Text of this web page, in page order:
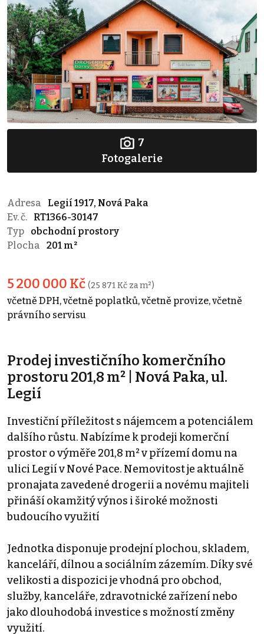
7
Fotogalerie
Adresa
Legií 1917, Nová Paka
Ev. č.
RT1366-30147
Typ
obchodní prostory
Plocha
201 m²
5 200 000 Kč (25 871 Kč za m²)
včetně DPH, včetně poplatků, včetně provize, včetně
právního servisu
Prodej investičního komerčního
prostoru 201,8 m² | Nová Paka, ul.
Legií
Investiční příležitost s nájemcem a potenciálem
dalšího růstu. Nabízíme k prodeji komerční
prostor o výměře 201,8 m² v přízemí domu na
ulici Legií v Nové Pace. Nemovitost je aktuálně
pronajata zavedené drogerii a novému majiteli
přináší okamžitý výnos i široké možnosti
budoucího využití
Jednotka disponuje prodejní plochou, skladem,
kanceláří, dílnou a sociálním zázemím. Díky své
velikosti a dispozici je vhodná pro obchod,
služby, kanceláře, zdravotnické zařízení nebo
jako dlouhodobá investice s možností změny
využití.